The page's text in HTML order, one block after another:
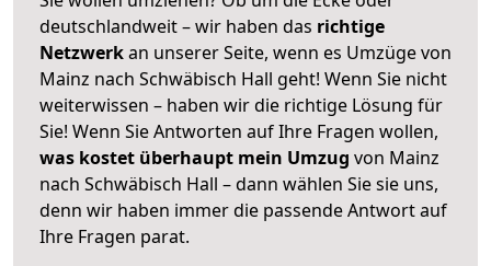
deutschlandweit – wir haben das richtige
Netzwerkan unserer Seite, wenn es Umzüge von
Mainz nach Schwäbisch Hall geht! Wenn Sie nicht
weiterwissen – haben wir die richtige Lösung für
Sie! Wenn Sie Antworten auf Ihre Fragen wollen,
was kostet überhaupt mein Umzug von Mainz
nach Schwäbisch Hall – dann wählen Sie sie uns,
denn wir haben immer die passende Antwort auf
Ihre Fragen parat.